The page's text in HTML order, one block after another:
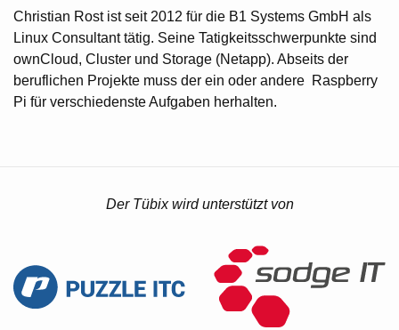
Christian Rost ist seit 2012 für die B1 Systems GmbH als
Linux Consultant tätig. Seine Tatigkeitsschwerpunkte sind
ownCloud, Cluster und Storage (Netapp). Abseits der
beruflichen Projekte muss der ein oder andere Raspberry
Pi für verschiedenste Aufgaben herhalten.
Der Tübix wird unterstützt von